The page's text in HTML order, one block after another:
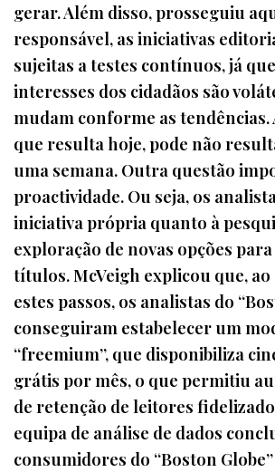
gerar. Além disso, prosseguiu
responsável, as iniciativas
sujeitas a testes contínuos, já
interesses dos cidadãos são
mudam conforme as tendências.
que resulta hoje, pode não
uma semana. Outra questão
proactividade. Ou seja, os
iniciativa própria quanto à
exploração de novas opções para
títulos. McVeigh explicou que,
estes passos, os analistas do
conseguiram estabelecer um
“freemium”, que disponibiliza
grátis por mês, o que permitiu
de retenção de leitores
equipa de análise de dados
consumidores do “Boston